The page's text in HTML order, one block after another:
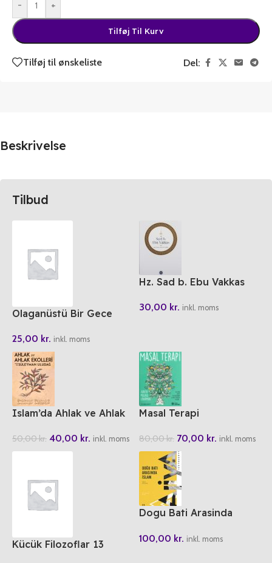
- +
Tilføj Til Kurv
Tilføj til ønskeliste Del:
Beskrivelse
Tilbud
Olaganüstü Bir Gece
25,00 kr. inkl. moms
Hz. Sad b. Ebu Vakkas
30,00 kr. inkl. moms
Islam’da Ahlak ve Ahlak
50,00kr. 40,00 kr. inkl. moms
Masal Terapi
80,00kr. 70,00 kr. inkl. moms
Kücük Filozoflar 13
Dogu Bati Arasinda
100,00 kr. inkl. moms